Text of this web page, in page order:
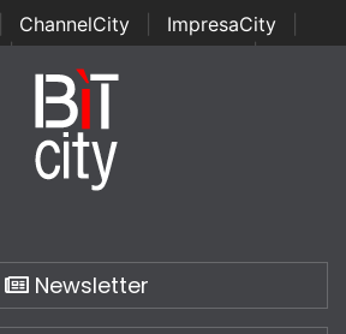
ChannelCity ImpresaCity
| Italian Channel Awards | Italian
Italian Security Awards
Newsletter